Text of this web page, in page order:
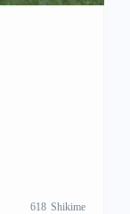
618 Shikime